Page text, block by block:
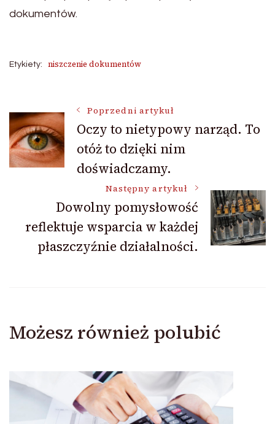
dokumentów.
Etykiety: niszczenie dokumentów
Nawigacja
wpisu
Poprzedni artykuł
Oczy to nietypowy narząd. To
otóż to dzięki nim
doświadczamy.
Następny artykuł
Dowolny pomysłowość
reflektuje wsparcia w każdej
płaszczyźnie działalności.
Możesz również polubić